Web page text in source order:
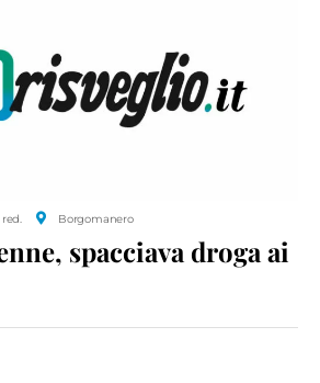
Borgomanero
spacciava droga ai